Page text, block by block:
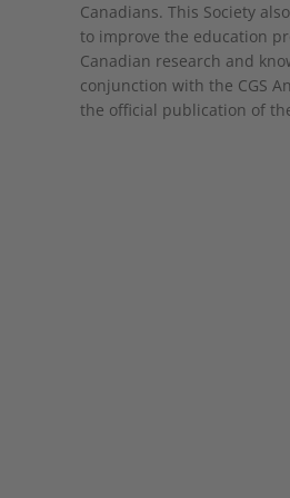
Canadians. This Society
to improve the education
Canadian research and
conjunction with the CGS
the official publication of